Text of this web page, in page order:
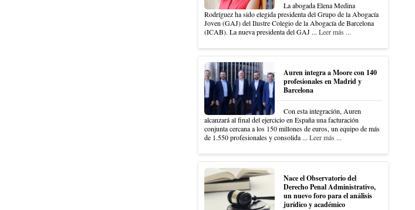
La abogada Elena Medina
Rodríguez ha sido elegida presidenta del Grupo de la Abogacía
Joven (GAJ) del Ilustre Colegio de la Abogacía de Barcelona
(ICAB). La nueva presidenta del GAJ ... Leer más ...
Auren integra a Moore con 140
profesionales en Madrid y
Barcelona
Con esta integración, Auren
alcanzará al final del ejercicio en España una facturación
conjunta cercana a los 150 millones de euros, un equipo de más
de 1.550 profesionales y consolida ... Leer más ...
Nace el Observatorio del
Derecho Penal Administrativo,
un nuevo foro para el análisis
jurídico y académico